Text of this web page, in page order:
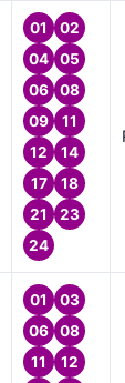
01
02
04
05
06
08
09
11
12
14
17
18
21
23
24
01
03
06
08
11
12